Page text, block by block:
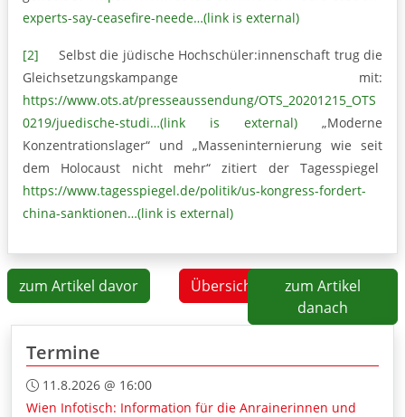
experts-say-ceasefire-neede…(link is external)
[2] Selbst die jüdische Hochschüler:innenschaft trug die
Gleichsetzungskampange mit:
https://www.ots.at/presseaussendung/OTS_20201215_OTS
0219/juedische-studi…(link is external) „Moderne
Konzentrationslager“ und „Masseninternierung wie seit
dem Holocaust nicht mehr“ zitiert der Tagesspiegel
https://www.tagesspiegel.de/politik/us-kongress-fordert-
china-sanktionen…(link is external)
zum Artikel davor Übersicht
zum Artikel
danach
Termine
11.8.2026 @ 16:00
Wien Infotisch: Information für die Anrainerinnen und